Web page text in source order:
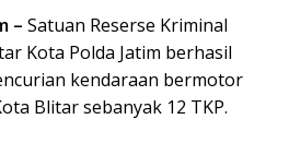
– Satuan Reserse Kriminal
Kota Polda Jatim berhasil
kendaraan bermotor
Blitar sebanyak 12 TKP.